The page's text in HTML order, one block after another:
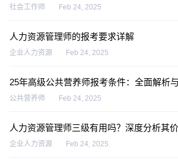
社会工作师 Feb 24, 2025
人力资源管理师的报考要求详解
企业人力资源 Feb 24, 2025
25年高级公共营养师报考条件：全面解析
公共营养师 Feb 24, 2025
人力资源管理师三级有用吗？深度分析其
企业人力资源 Feb 24, 2025